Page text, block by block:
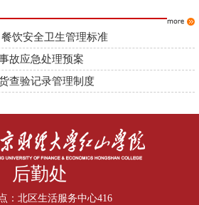
饮安全卫生管理标准
故应急处理预案
查验记录管理制度
后勤处
：北区生活服务中心416